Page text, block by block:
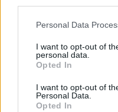
Please note that this
not limited to your visit or
grant or deny consent to
use your data for below
consent section.
Personal Data
I want to opt-out of
personal data.
Opted In
I want to opt-out of
Personal Data.
Opted In